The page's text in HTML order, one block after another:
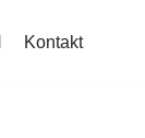
Kontakt